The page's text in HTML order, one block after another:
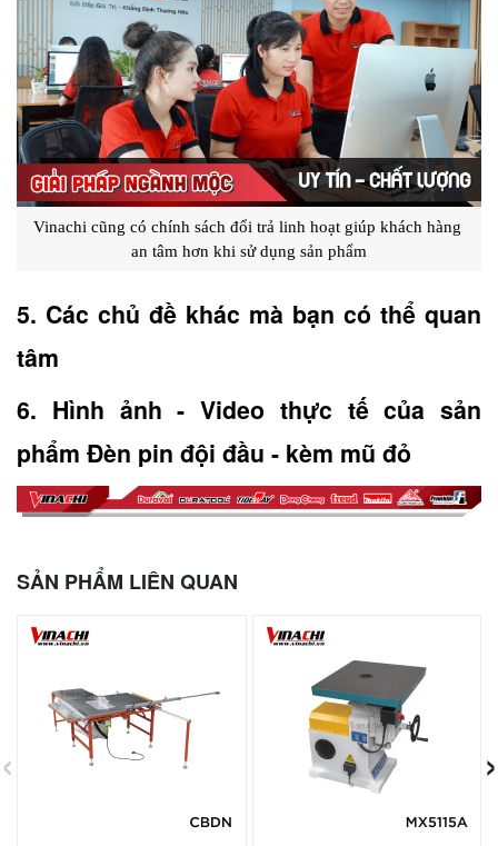
Vinachi cũng có chính sách đổi trả linh hoạt giúp khách hàng
an tâm hơn khi sử dụng sản phẩm
5. Các chủ đề khác mà bạn có thể quan
tâm
6. Hình ảnh - Video thực tế của sản
phẩm Đèn pin đội đầu - kèm mũ đỏ
SẢN PHẨM LIÊN QUAN
‹ ›